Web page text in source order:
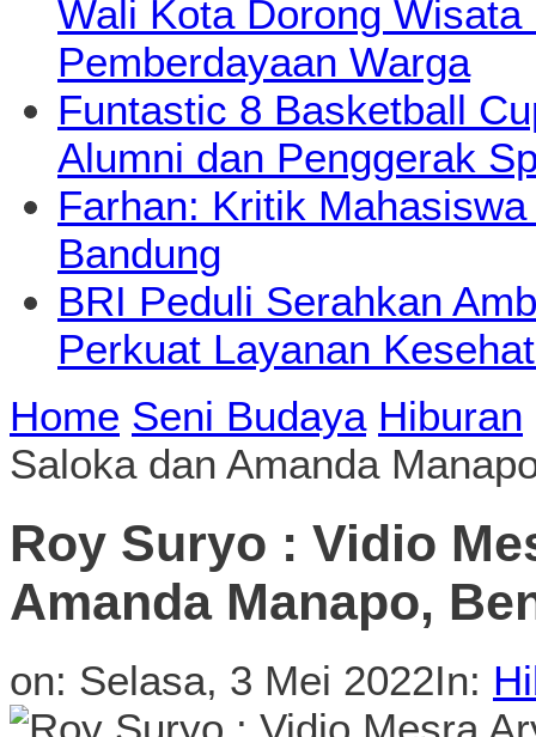
Wali Kota Dorong
Pemberdayaan Warga
Funtastic 8 Basketball
Alumni dan Penggerak
Farhan: Kritik
Bandung
BRI Peduli Serahkan
Perkuat Layanan
Home Seni Budaya Hiburan
Saloka dan Amanda
Roy Suryo : Vidio
Amanda Manapo,
on: Selasa, 3 Mei 2022In: